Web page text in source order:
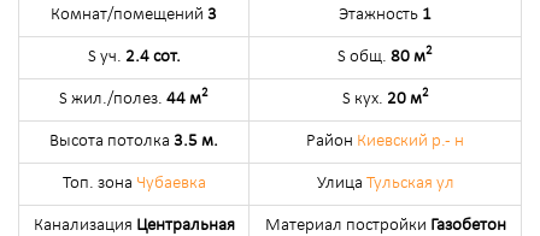
Комнат/помещений 3 Этажность 1
S уч. 2.4 сот. S общ. 80 м2
S жил./полез. 44 м2 S кух. 20 м2
Высота потолка 3.5 м. Район Киевский р.- н
Топ. зона Чубаевка Улица Тульская ул
Канализация Центральная Материал постройки Газобетон